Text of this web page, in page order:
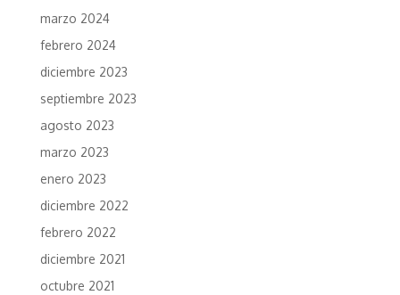
marzo 2024
febrero 2024
diciembre 2023
septiembre 2023
agosto 2023
marzo 2023
enero 2023
diciembre 2022
febrero 2022
diciembre 2021
octubre 2021